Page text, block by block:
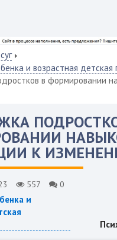
и возрастная детская
в формировании
К
557 0
и